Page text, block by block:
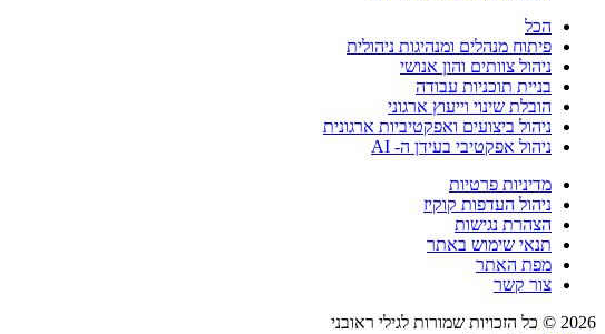
הכל
פיתוח מנהלים ומנהיגות ניהולית
ניהול צוותים והון אנושי
בניית תוכניות עבודה
הובלת שינוי וייעוץ ארגוני
ניהול ביצועים ואפקטיביות ארגונית
ניהול אפקטיבי בעידן ה- AI
מדיניות פרטיות
ניהול העדפות קוקיז
הצהרת נגישות
תנאי שימוש באתר
מפת האתר
צור קשר
2026 © כל הזכויות שמורות לגילי ראובני